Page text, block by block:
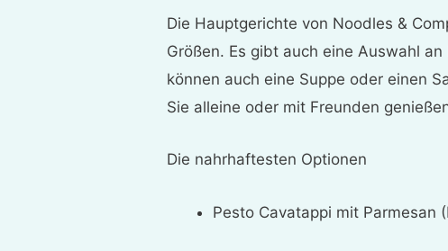
Die Hauptgerichte von Noodles &
Größen. Es gibt auch eine Auswahl
können auch eine Suppe oder einen
Sie alleine oder mit Freunden
Die nahrhaftesten Optionen
Pesto Cavatappi mit Parmesan